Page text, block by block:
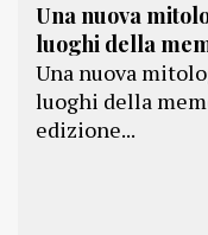
Una nuova
luoghi della
Una nuova
luoghi della
edizione...